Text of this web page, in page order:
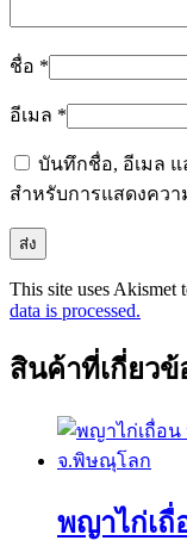
ชื่อ *
อีเมล *
บันทึกชื่อ, อีเมล แ
สำหรับการแสดงควา
This site uses Akismet
data is processed.
สินค้าที่เกี่ยวข้
พญาไก่เถื่